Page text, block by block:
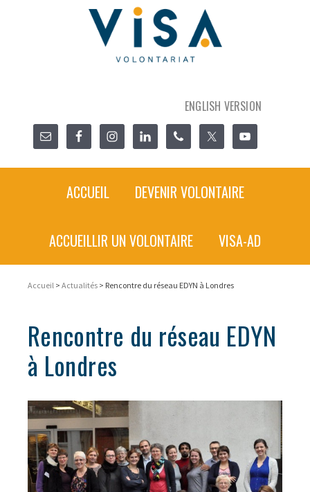
ENGLISH VERSION
ACCUEIL DEVENIR VOLONTAIRE
ACCUEILLIR UN VOLONTAIRE VISA-AD
Accueil > Actualités > Rencontre du réseau EDYN à Londres
Rencontre du réseau EDYN
à Londres